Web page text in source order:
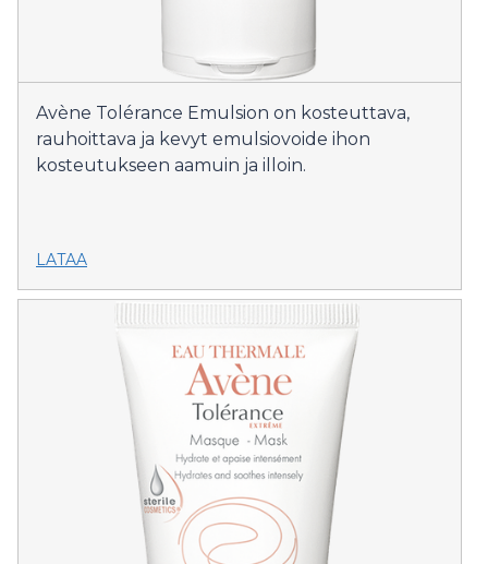
Avène Tolérance Emulsion on kosteuttava,
rauhoittava ja kevyt emulsiovoide ihon
kosteutukseen aamuin ja illoin.
LATAA